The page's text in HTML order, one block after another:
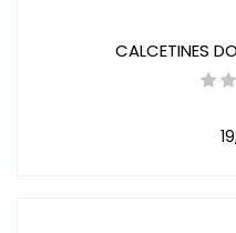
CALCETINES